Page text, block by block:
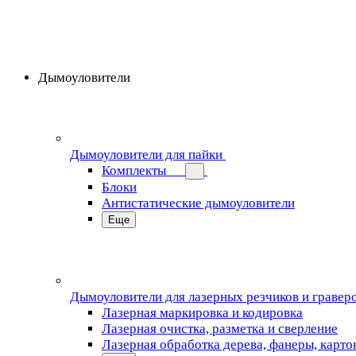
Дымоуловители
Дымоуловители для пайки
Комплекты
Блоки
Антистатические дымоуловители
Еще
Дымоуловители для лазерных резчиков и
Лазерная маркировка и кодировка
Лазерная очистка, разметка и сверление
Лазерная обработка дерева, фанеры,